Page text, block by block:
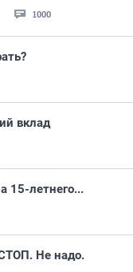
1000
вклад
15-летнего...
Не надо.